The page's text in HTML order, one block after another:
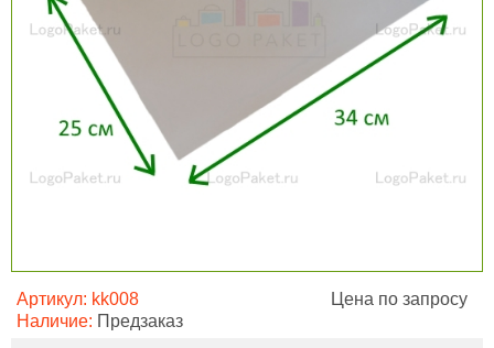
Артикул: kk008
Наличие: Предзаказ
Цена по запросу